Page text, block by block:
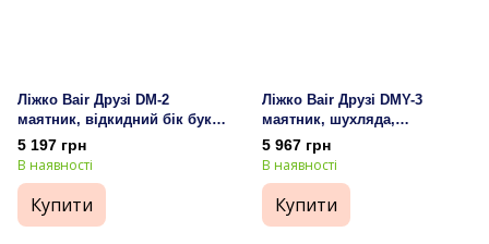
Ліжко Bair Друзі DM-2
маятник, відкидний бік бук
білий
5 197 грн
В наявності
Купити
Ліжко Bair Друзі DMY-3
маятник, шухляда,
відкидний бік бук білий
5 967 грн
В наявності
Купити